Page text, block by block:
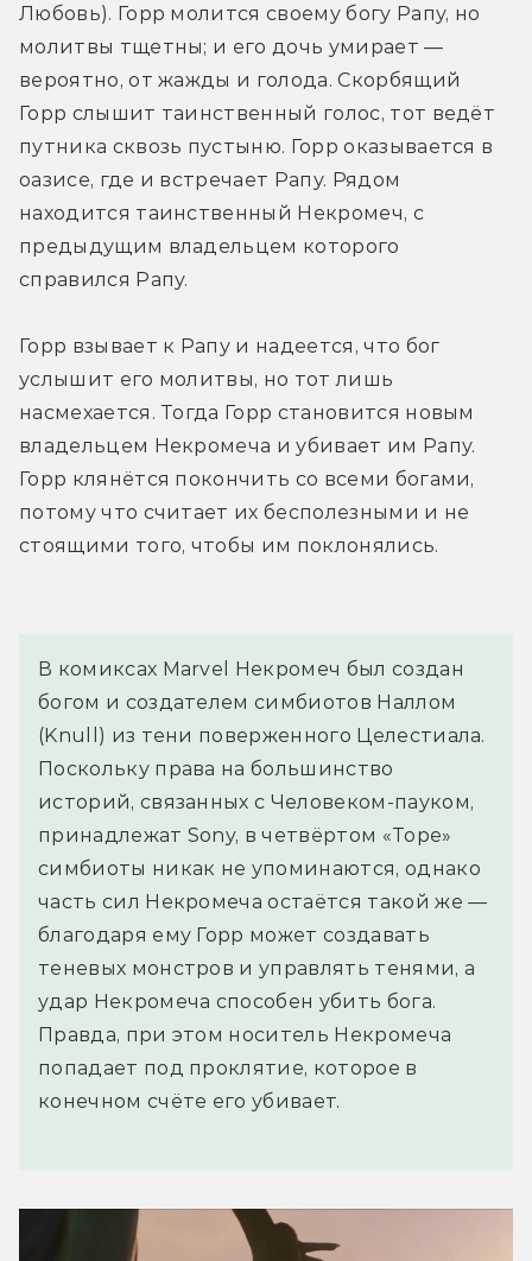
Любовь). Горр молится своему богу Рапу, но
молитвы тщетны; и его дочь умирает —
вероятно, от жажды и голода. Скорбящий
Горр слышит таинственный голос, тот ведёт
путника сквозь пустыню. Горр оказывается в
оазисе, где и встречает Рапу. Рядом
находится таинственный Некромеч, с
предыдущим владельцем которого
справился Рапу.
Горр взывает к Рапу и надеется, что бог
услышит его молитвы, но тот лишь
насмехается. Тогда Горр становится новым
владельцем Некромеча и убивает им Рапу.
Горр клянётся покончить со всеми богами,
потому что считает их бесполезными и не
стоящими того, чтобы им поклонялись.
В комиксах Marvel Некромеч был создан
богом и создателем симбиотов Наллом
(Knull) из тени поверженного Целестиала.
Поскольку права на большинство
историй, связанных с Человеком-пауком,
принадлежат Sony, в четвёртом «Торе»
симбиоты никак не упоминаются, однако
часть сил Некромеча остаётся такой же —
благодаря ему Горр может создавать
теневых монстров и управлять тенями, а
удар Некромеча способен убить бога.
Правда, при этом носитель Некромеча
попадает под проклятие, которое в
конечном счёте его убивает.